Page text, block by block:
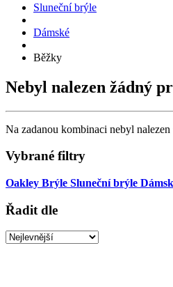
Sluneční brýle
Dámské
Běžky
Nebyl nalezen žádný
Na zadanou kombinaci nebyl
Vybrané filtry
Oakley Brýle Sluneční brýle
Řadit dle